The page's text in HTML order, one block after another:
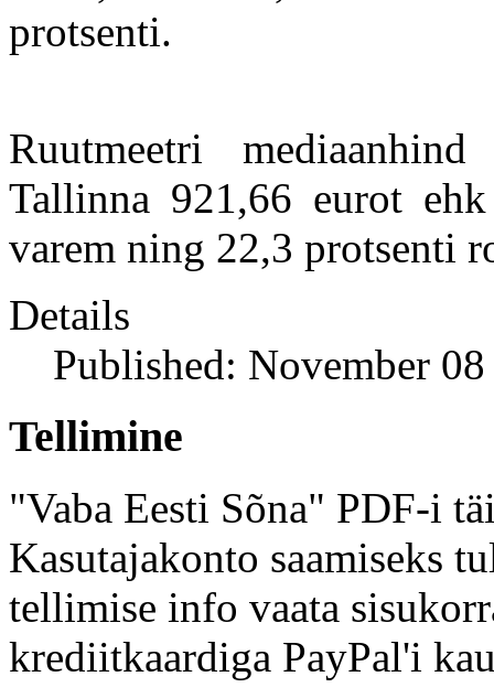
protsenti.
Ruutmeetri
Tallinna 921,66 eurot
varem ning 22,3 protsenti
Details
Published: November
Tellimine
"Vaba Eesti Sõna" PDF-i
Kasutajakonto saamiseks
tellimise info vaata
krediitkaardiga PayPal'i